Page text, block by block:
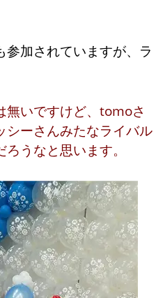
参加されていますが、ラ
無いですけど、tomoさ
シーさんみたなライバル
うなと思います。